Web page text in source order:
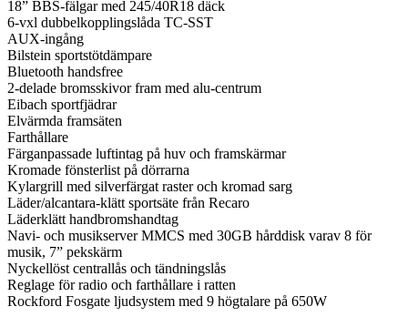
18” BBS-fälgar med 245/40R18 däck
6-vxl dubbelkopplingslåda TC-SST
AUX-ingång
Bilstein sportstötdämpare
Bluetooth handsfree
2-delade bromsskivor fram med alu-centrum
Eibach sportfjädrar
Elvärmda framsäten
Farthållare
Färganpassade luftintag på huv och framskärmar
Kromade fönsterlist på dörrarna
Kylargrill med silverfärgat raster och kromad sarg
Läder/alcantara-klätt sportsäte från Recaro
Läderklätt handbromshandtag
Navi- och musikserver MMCS med 30GB hårddisk varav 8 för
musik, 7” pekskärm
Nyckellöst centrallås och tändningslås
Reglage för radio och farthållare i ratten
Rockford Fosgate ljudsystem med 9 högtalare på 650W